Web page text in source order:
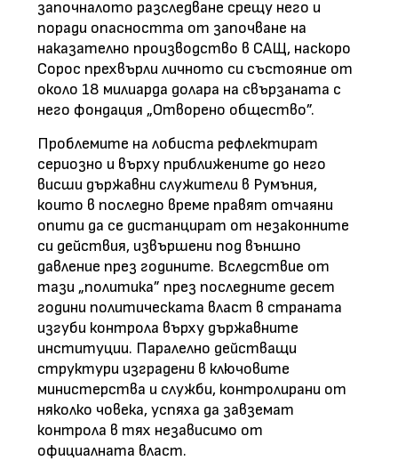
започналото разследване срещу него и
поради опасността от започване на
наказателно производство в САЩ, наскоро
Сорос прехвърли личното си състояние от
около 18 милиарда долара на свързаната с
него фондация „Отворено общество”.
Проблемите на лобиста рефлектират
сериозно и върху приближените до него
висши държавни служители в Румъния,
които в последно време правят отчаяни
опити да се дистанцират от незаконните
си действия, извършени под външно
давление през годините. Вследствие от
тази „политика” през последните десет
години политическата власт в страната
изгуби контрола върху държавните
институции. Паралелно действащи
структури изградени в ключовите
министерства и служби, контролирани от
няколко човека, успяха да завземат
контрола в тях независимо от
официалната власт.